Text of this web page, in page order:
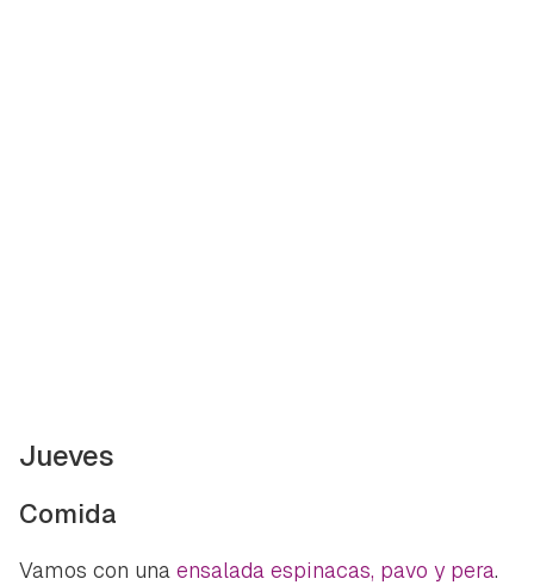
Jueves
Comida
Vamos con una ensalada espinacas, pavo y pera.